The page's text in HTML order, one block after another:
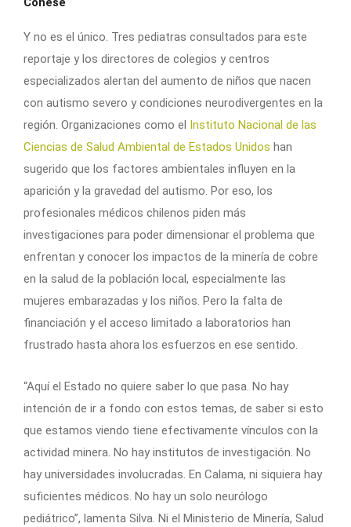
Y no es el único. Tres pediatras consultados para este
reportaje y los directores de colegios y centros
especializados alertan del aumento de niños que nacen
con autismo severo y condiciones neurodivergentes en la
región. Organizaciones como el Instituto Nacional de las
Ciencias de Salud Ambiental de Estados Unidos han
sugerido que los factores ambientales influyen en la
aparición y la gravedad del autismo. Por eso, los
profesionales médicos chilenos piden más
investigaciones para poder dimensionar el problema que
enfrentan y conocer los impactos de la minería de cobre
en la salud de la población local, especialmente las
mujeres embarazadas y los niños. Pero la falta de
financiación y el acceso limitado a laboratorios han
frustrado hasta ahora los esfuerzos en ese sentido.
“Aquí el Estado no quiere saber lo que pasa. No hay
intención de ir a fondo con estos temas, de saber si esto
que estamos viendo tiene efectivamente vínculos con la
actividad minera. No hay institutos de investigación. No
hay universidades involucradas. En Calama, ni siquiera hay
suficientes médicos. No hay un solo neurólogo
pediátrico”, lamenta Silva. Ni el Ministerio de Minería, Salud